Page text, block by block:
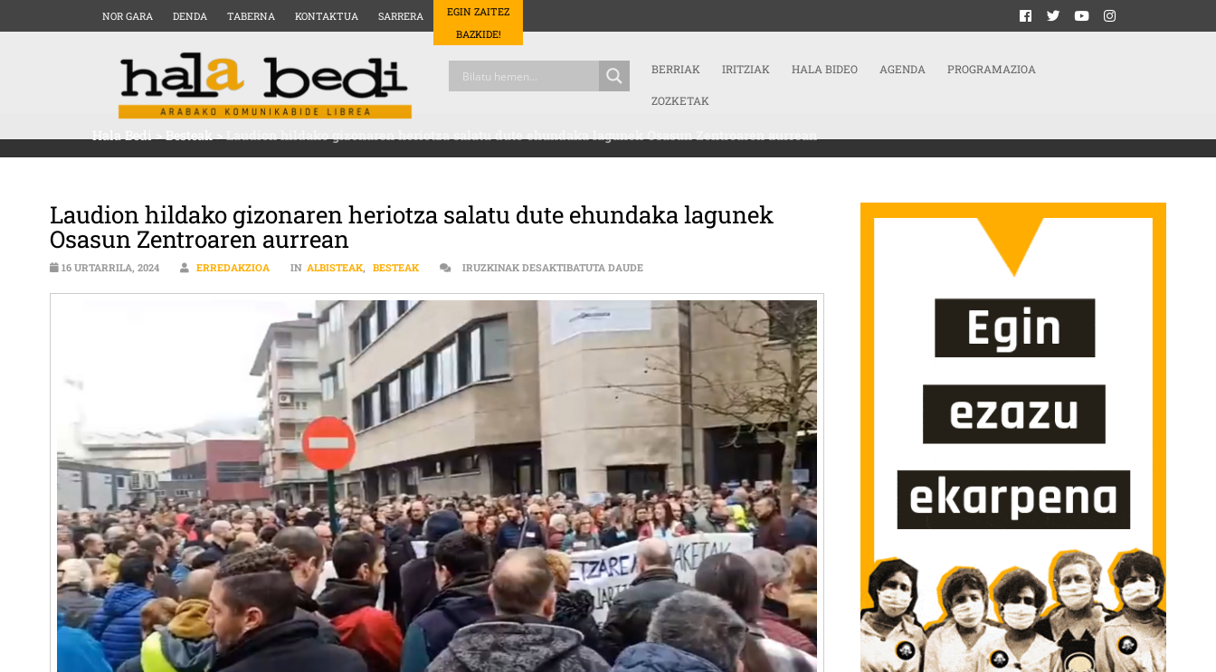
NOR GARA DENDA TABERNA KONTAKTUA SARRERA
EGIN ZAITEZ
BAZKIDE!
BERRIAK IRITZIAK HALA BIDEO AGENDA PROGRAMAZIOA
ZOZKETAK
Hala Bedi>Besteak>Laudion hildako gizonaren heriotza salatu dute ehundaka lagunek Osasun Zentroaren aurrean
Laudion hildako gizonaren heriotza salatu dute ehundaka lagunek
Osasun Zentroaren aurrean
16 URTARRILA, 2024 ERREDAKZIOA IN ALBISTEAK, BESTEAK IRUZKINAK DESAKTIBATUTA DAUDELAUDION HILDAKO GIZONAREN HERIOTZA SALATU DUTE EHUNDAKA LAGUNEK OSASUN ZENTROAREN AURREAN